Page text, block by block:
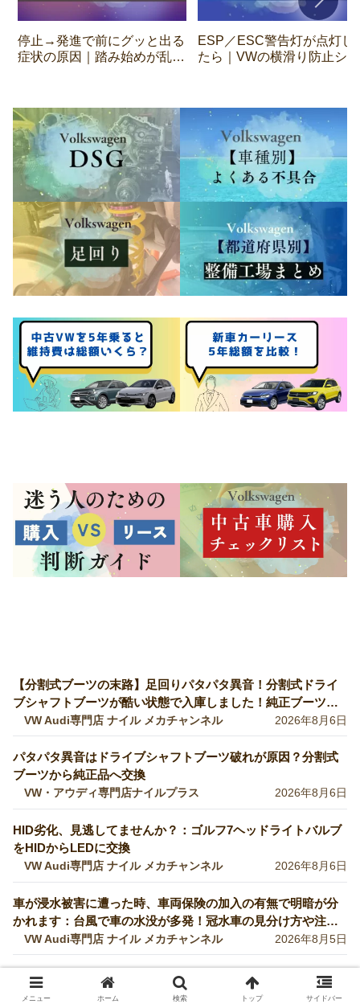
停止→発進で前にグッと出る
症状の原因｜踏み始めが乱れ
ESP／ESC警告灯が点灯し
たら｜VWの横滑り防止シス
【分割式ブーツの末路】足回りパタパタ異音！分割式ドライ
ブシャフトブーツが酷い状態で入庫しました！純正ブーツに
交換修理します【VW 9Nポロ】
VW Audi専門店 ナイル メカチャンネル 2026年8月6日
パタパタ異音はドライブシャフトブーツ破れが原因？分割式
ブーツから純正品へ交換
VW・アウディ専門店ナイルプラス 2026年8月6日
HID劣化、見逃してませんか？：ゴルフ7ヘッドライトバルブ
をHIDからLEDに交換
VW Audi専門店 ナイル メカチャンネル 2026年8月6日
車が浸水被害に遭った時、車両保険の加入の有無で明暗が分
かれます：台風で車の水没が多発！冠水車の見分け方や注意
ポイントをVW専門店が解説していきます！【VW修理】
VW Audi専門店 ナイル メカチャンネル 2026年8月5日
小動物がエンジンルームに巣食っているケースは結構多いで
す 【まさかの原因】エンジン不調→開けたら小動物の巣だっ
メニュー ホーム 検索 トップ サイドバー